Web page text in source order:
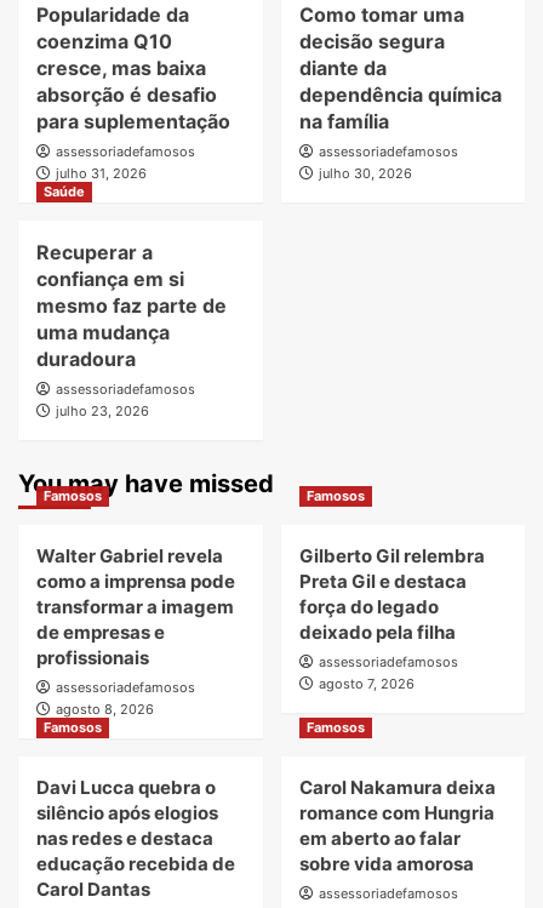
Popularidade da
coenzima Q10
cresce, mas baixa
absorção é desafio
para suplementação
assessoriadefamosos
julho 31, 2026
Como tomar uma
decisão segura
diante da
dependência química
na família
assessoriadefamosos
julho 30, 2026
Saúde
Recuperar a
confiança em si
mesmo faz parte de
uma mudança
duradoura
assessoriadefamosos
julho 23, 2026
You may have missed
Famosos
Walter Gabriel revela
como a imprensa pode
transformar a imagem
de empresas e
profissionais
assessoriadefamosos
agosto 8, 2026
Famosos
Gilberto Gil relembra
Preta Gil e destaca
força do legado
deixado pela filha
assessoriadefamosos
agosto 7, 2026
Famosos
Davi Lucca quebra o
silêncio após elogios
nas redes e destaca
educação recebida de
Carol Dantas
Famosos
Carol Nakamura deixa
romance com Hungria
em aberto ao falar
sobre vida amorosa
assessoriadefamosos